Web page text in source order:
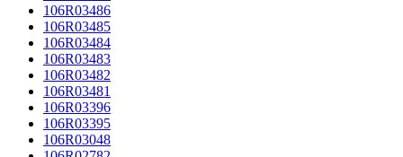
106R03486
106R03485
106R03484
106R03483
106R03482
106R03481
106R03396
106R03395
106R03048